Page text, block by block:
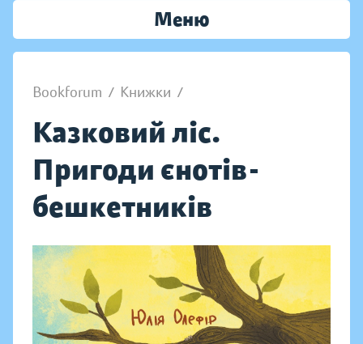
Меню
Bookforum / Книжки /
Казковий ліс.
Пригоди єнотів-
бешкетників